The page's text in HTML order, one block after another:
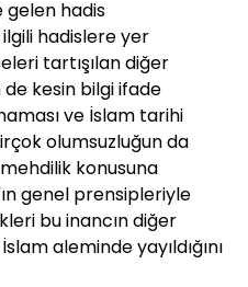
gelen hadis
hadislere yer
tartışılan diğer
kesin bilgi ifade
ve İslam tarihi
olumsuzluğun da
konusuna
genel prensipleriyle
bu inancın diğer
aleminde yayıldığını